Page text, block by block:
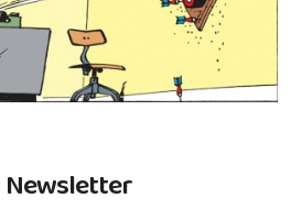
Newsletter